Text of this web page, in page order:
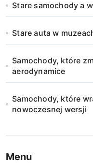
Stare samochody a
Stare auta w
Samochody, które
aerodynamice
Samochody, które
nowoczesnej wersji
Menu